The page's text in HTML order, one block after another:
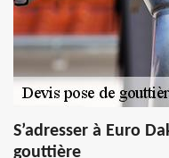
S’adresser à Euro
gouttière